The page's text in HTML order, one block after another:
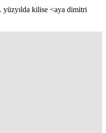
yüzyılda kilise <aya dimitri